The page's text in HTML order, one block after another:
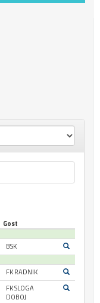
Gost
BSK
FK RADNIK
FK SLOGA
DOBOJ